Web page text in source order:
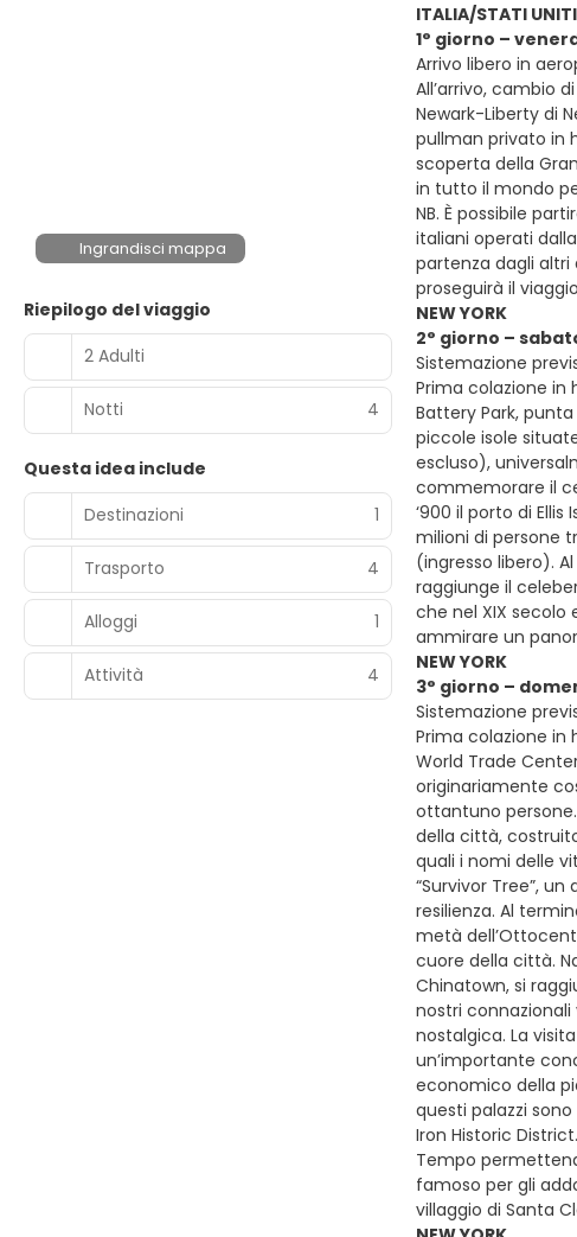
Ingrandisci mappa
Riepilogo del viaggio
2 Adulti
Notti 4
Questa idea include
Destinazioni
1
Trasporto 4
Alloggi 1
Attività 4
ITALIA/STATI UNITI
1° giorno –
Arrivo libero in
All’arrivo, cambio
Newark-Liberty di
pullman privato in
scoperta della
in tutto il mondo
NB. È possibile
italiani operati
partenza dagli altri
proseguirà il
NEW YORK
2° giorno –
Sistemazione
Prima colazione in
Battery Park,
piccole isole
escluso),
commemorare il
‘900 il porto di
milioni di persone
(ingresso libero).
raggiunge il
che nel XIX
ammirare un
NEW YORK
3° giorno –
Sistemazione
Prima colazione in
World Trade
originariamente
ottantuno
della città,
quali i nomi delle
“Survivor Tree”,
resilienza. Al
metà
cuore della città.
Chinatown, si
nostri
nostalgica. La
un’importante
economico della
questi palazzi
Iron Historic
Tempo
famoso per gli
villaggio di Santa